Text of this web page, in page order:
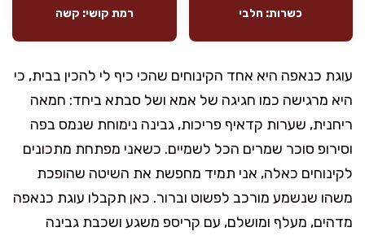
כשרות: חלבי רמת קושי: קשה
עוגת כנאפה היא אחד הקינוחים שהכי כיף לי להכין בבית, כי
היא מרגישה כמו חגיגה של אמא ושל סבתא ביחד: חמאה
ריחנית, שערות קדאיף פריכות, גבינה נימוחת שנמס בפה
וסירופ סוכר שמרים הכל לשמיים. כשאני מפתחת מתכונים
לקינוחים כאלה, אני תמיד מחפשת את השיטה שהופכת
משהו שנשמע מורכב לפשוט וברור. כאן תקבלו עוגת כנאפה
מדהים, מעלף ומושלם, עם קריספ משגע ושכבת גבינה